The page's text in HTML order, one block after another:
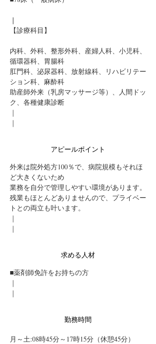
｜
【診療科目】
内科、外科、整形外科、産婦人科、小児科、
循環器科、胃腸科
肛門科、泌尿器科、放射線科、リハビリテー
ション科、麻酔科
助産師外来（乳房マッサージ等）、人間ドッ
ク、各種健康診断
｜
｜
アピールポイント
外来は院外処方100％で、病院規模もそれほ
ど大きくないため
業務を自分で管理しやすい環境があります。
残業もほとんどありませんので、プライベー
トとの両立も叶います。
｜
｜
求める人材
■薬剤師免許をお持ちの方
｜
｜
勤務時間
月～土:08時45分～17時15分（休憩45分）